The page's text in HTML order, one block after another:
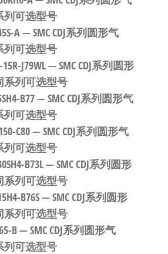
列可选型号
A— SMC CDJ系列圆形气
列可选型号
15R-J79WL— SMC CDJ系列圆形
系列可选型号
B77— SMC CDJ系列圆形气
列可选型号
C80— SMC CDJ系列圆形气
列可选型号
B73L— SMC CDJ系列圆形
系列可选型号
B76S— SMC CDJ系列圆形
系列可选型号
B— SMC CDJ系列圆形气
列可选型号